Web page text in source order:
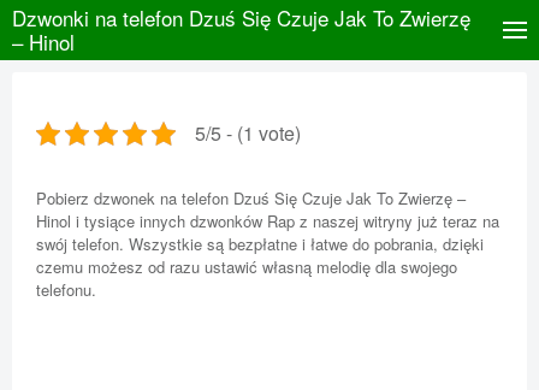
Dzwonki na telefon Dzuś Się Czuje Jak To Zwierzę
– Hinol
5/5 - (1 vote)
Pobierz dzwonek na telefon Dzuś Się Czuje Jak To Zwierzę –
Hinol i tysiące innych dzwonków Rap z naszej witryny już teraz na
swój telefon. Wszystkie są bezpłatne i łatwe do pobrania, dzięki
czemu możesz od razu ustawić własną melodię dla swojego
telefonu.